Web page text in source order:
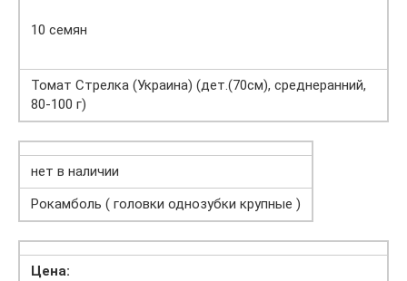
10 семян
Томат Стрелка (Украина) (дет.(70см), среднеранний,
80-100 г)
нет в наличии
Рокамболь ( головки однозубки крупные )
Цена: